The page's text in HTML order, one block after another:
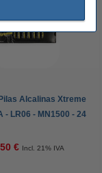
Alcalinas Xtreme
- LR06 - MN1500 - 24
€ Incl. 21% IVA